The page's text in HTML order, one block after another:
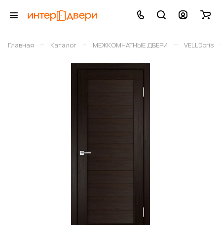
Главная – Каталог – МЕЖКОМНАТНЫЕ ДВЕРИ – VELLDoris